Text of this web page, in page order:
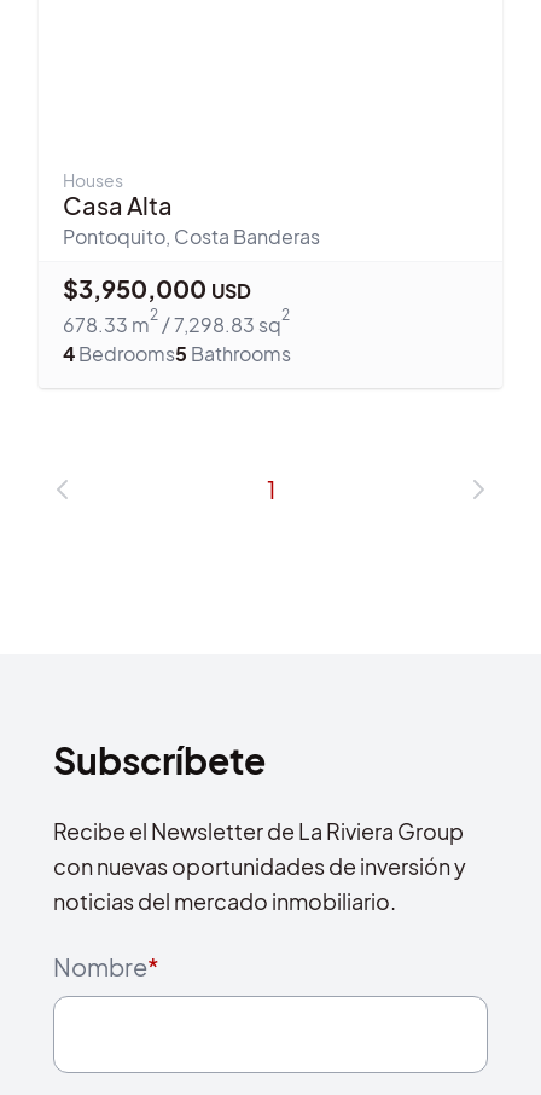
Houses
Casa Alta
Pontoquito, Costa Banderas
$3,950,000 USD
678.33 m2 /7,298.83 sq2
4Bedrooms5 Bathrooms
1
Subscríbete
Recibe el Newsletter de La Riviera Group
con nuevas oportunidades de inversión y
noticias del mercado inmobiliario.
Nombre*